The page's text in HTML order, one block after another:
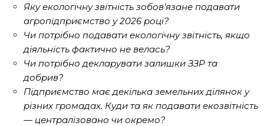
Яку екологічну звітність зобов’язане подавати
агропідприємство у 2026 році?
Чи потрібно подавати екологічну звітність, якщо
діяльність фактично не велась?
Чи потрібно декларувати залишки ЗЗР та
добрив?
Підприємство має декілька земельних ділянок у
різних громадах. Куди та як подавати екозвітність
— централізовано чи окремо?